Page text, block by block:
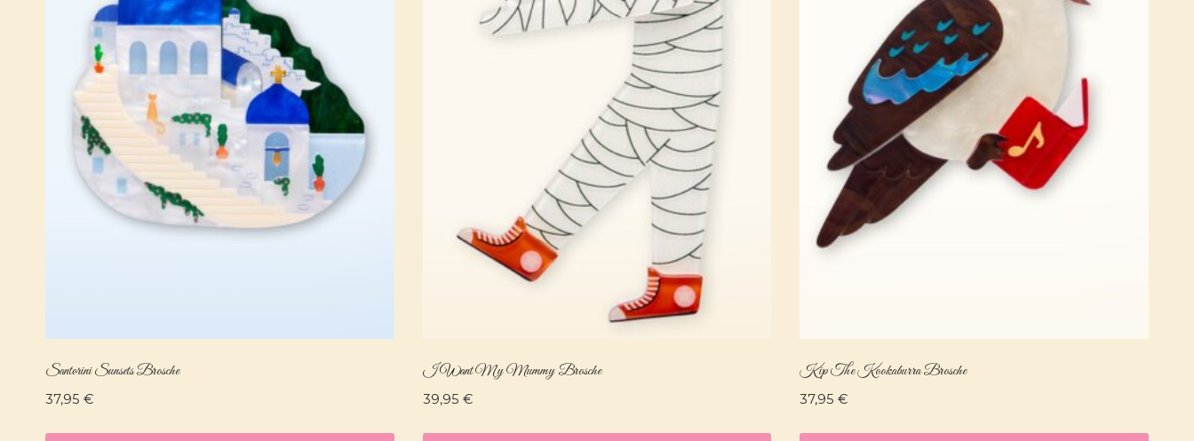
Santorini Sunsets Brosche
37,95 €
I Want My Mummy Brosche
39,95 €
Kip The Kookaburra Brosche
37,95€